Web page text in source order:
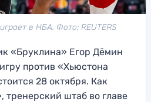
в НБА. Фото: REUTERS
«Бруклина» Егор Дёмин
против «Хьюстона
28 октября. Как
тренерский штаб во главе